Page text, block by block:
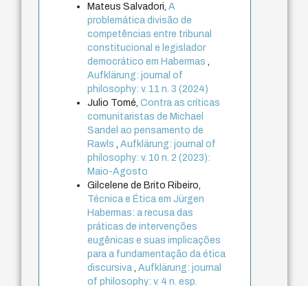
Mateus Salvadori,A
problemática divisão de
competências entre tribunal
constitucional e legislador
democrático em Habermas
Aufklärung: journal of
philosophy: v. 11 n. 3 (2024)
Julio Tomé,Contra as críticas
comunitaristas de Michael
Sandel ao pensamento de
Rawls
,Aufklärung: journal of
philosophy: v. 10 n. 2 (2023):
Maio-Agosto
Gilcelene de Brito Ribeiro,
Técnica e Ética em Jürgen
Habermas: a recusa das
práticas de intervenções
eugênicas e suas implicações
para a fundamentação da ética
discursiva ,Aufklärung: journal
of philosophy: v. 4 n. esp.